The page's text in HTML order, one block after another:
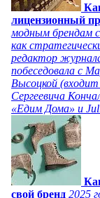
лицензионный
модным брендам
как
редактор
побеседовала с
Высоцкой
Сергеевича
«Едим Дома» и
свой бренд 2025